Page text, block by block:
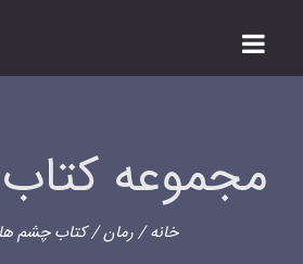
مجموعه
خانه/رمان/ کتاب چشم